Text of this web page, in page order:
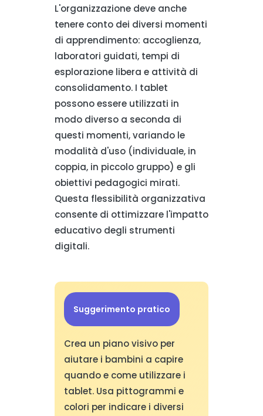
L'organizzazione deve anche
tenere conto dei diversi momenti
di apprendimento: accoglienza,
laboratori guidati, tempi di
esplorazione libera e attività di
consolidamento. I tablet
possono essere utilizzati in
modo diverso a seconda di
questi momenti, variando le
modalità d'uso (individuale, in
coppia, in piccolo gruppo) e gli
obiettivi pedagogici mirati.
Questa flessibilità organizzativa
consente di ottimizzare l'impatto
educativo degli strumenti
digitali.
Suggerimento pratico
Crea un piano visivo per
aiutare i bambini a capire
quando e come utilizzare i
tablet. Usa pittogrammi e
colori per indicare i diversi